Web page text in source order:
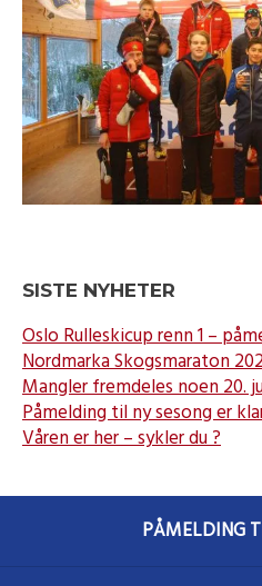
SISTE NYHETER
Oslo Rulleskicup renn 1 –
Nordmarka Skogsmaraton
Mangler fremdeles noen 20.
Påmelding til ny sesong er
Våren er her – sykler du ?
PÅMELDING